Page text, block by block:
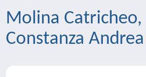
Molina Catricheo,
Constanza Andrea